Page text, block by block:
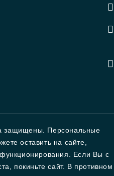
защищены. Персональные
оставить на сайте,
Если Вы с
покиньте сайт. В противном